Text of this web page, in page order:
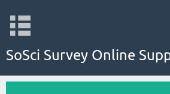
SoSci Survey Online